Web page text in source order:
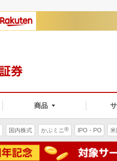
商品
国内株式 かぶミニ® IPO・PO